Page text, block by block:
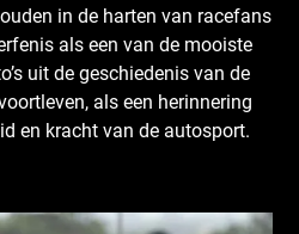
in de harten van racefans
als een van de mooiste
uit de geschiedenis van de
als een herinnering
en kracht van de autosport.